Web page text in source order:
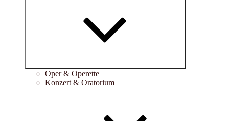
Oper & Operette
Konzert & Oratorium